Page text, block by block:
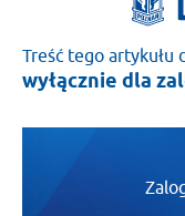
Treść tego artykułu
wyłącznie dla